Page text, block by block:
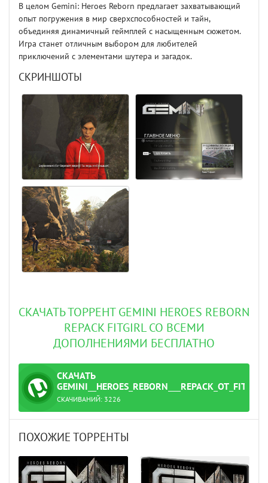
В целом Gemini: Heroes Reborn предлагает захватывающий
опыт погружения в мир сверхспособностей и тайн,
объединяя динамичный геймплей с насыщенным сюжетом.
Игра станет отличным выбором для любителей
приключений с элементами шутера и загадок.
СКРИНШОТЫ
СКАЧАТЬ ТОРРЕНТ GEMINI HEROES REBORN
REPACK FITGIRL СО ВСЕМИ
ДОПОЛНЕНИЯМИ БЕСПЛАТНО
СКАЧАТЬ
ТОРРЕНТ
СКАЧИВАНИЙ: 3226
ПОХОЖИЕ ТОРРЕНТЫ